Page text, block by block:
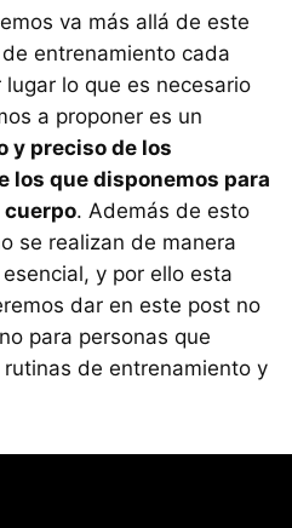
va más allá de este
entrenamiento cada
lo que es necesario
a proponer es un
y preciso de los
los que disponemos para
cuerpo. Además de esto
se realizan de manera
y por ello esta
dar en este post no
para personas que
de entrenamiento y